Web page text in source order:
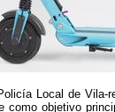
Local de Vila-
como objetivo